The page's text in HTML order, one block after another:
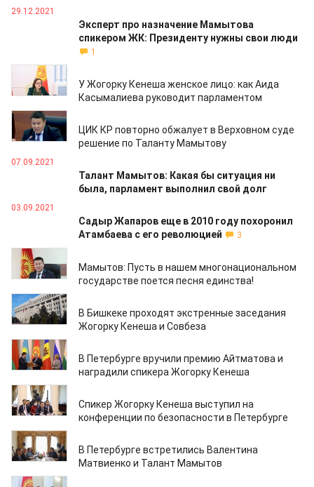
29.12.2021
Эксперт про назначение Мамытова
спикером ЖК: Президенту нужны свои люди
1
04.11.2021
У Жогорку Кенеша женское лицо: как Аида
Касымалиева руководит парламентом
02.11.2021
ЦИК КР повторно обжалует в Верховном суде
решение по Таланту Мамытову
07.09.2021
Талант Мамытов: Какая бы ситуация ни
была, парламент выполнил свой долг
03.09.2021
Садыр Жапаров еще в 2010 году похоронил
Атамбаева с его революцией
3
01.09.2021
Мамытов: Пусть в нашем многонациональном
государстве поется песня единства!
29.04.2021
В Бишкеке проходят экстренные заседания
Жогорку Кенеша и Совбеза
18.04.2021
В Петербурге вручили премию Айтматова и
наградили спикера Жогорку Кенеша
17.04.2021
Спикер Жогорку Кенеша выступил на
конференции по безопасности в Петербурге
16.04.2021
В Петербурге встретились Валентина
Матвиенко и Талант Мамытов
05.02.2021